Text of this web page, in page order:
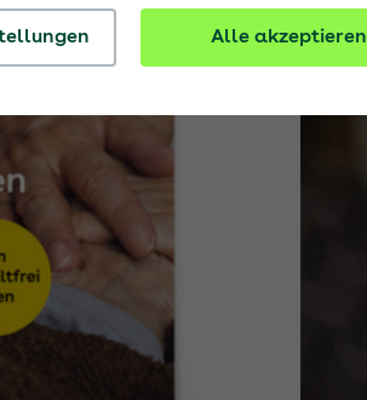
Alle akzeptieren